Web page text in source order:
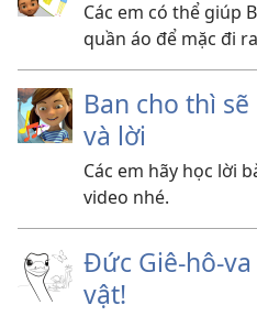
Các em có thể giúp
quần áo để mặc đi
Ban cho thì
và lời
Các em hãy học lời
video nhé.
Đức Giê-hô-
vật!